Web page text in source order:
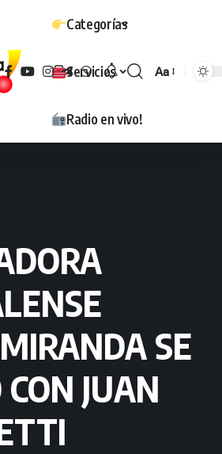
Categorías
Servicios
Radio en vivo!
Tamaño
Aa
SE
JUAN